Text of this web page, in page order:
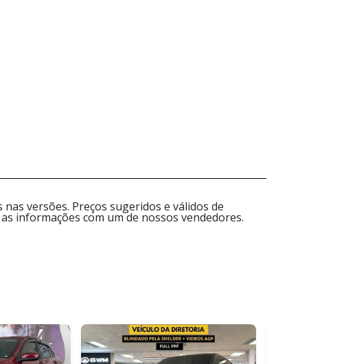
versões. Preços sugeridos e válidos de
informações com um de nossos vendedores.